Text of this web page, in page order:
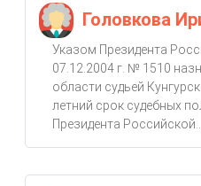
Головкова
Указом Президента
07.12.2004 г. № 1510
области судьей
летний срок судебных
Президента Российской...